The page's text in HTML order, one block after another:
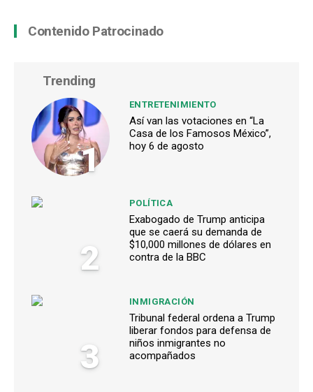
Contenido Patrocinado
Trending
1
ENTRETENIMIENTO
Así van las votaciones en “La
Casa de los Famosos México”,
hoy 6 de agosto
2
POLÍTICA
Exabogado de Trump anticipa
que se caerá su demanda de
$10,000 millones de dólares en
contra de la BBC
3
INMIGRACIÓN
Tribunal federal ordena a Trump
liberar fondos para defensa de
niños inmigrantes no
acompañados